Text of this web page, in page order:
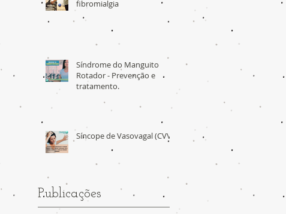
fibromialgia
Síndrome do Manguito
Rotador - Prevenção e
tratamento.
Síncope de Vasovagal (CVV)
Publicações